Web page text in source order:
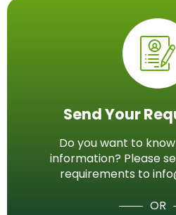
Send Your
Do you want to
information? Please
requirements to
OR